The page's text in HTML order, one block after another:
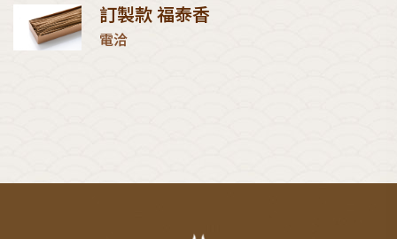
訂製款 福泰香
電洽